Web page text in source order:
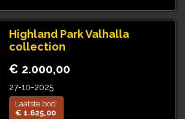
Highland Park Valhalla
collection
€ 2.000,00
27-10-2025
Laatste bod:
€ 1.625,00